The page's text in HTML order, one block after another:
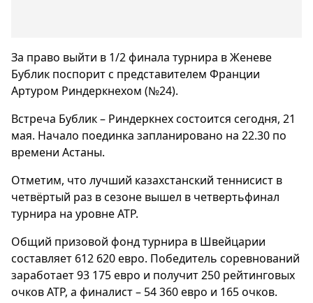
За право выйти в 1/2 финала турнира в Женеве
Бублик поспорит с представителем Франции
Артуром Риндеркнехом (№24).
Встреча Бублик – Риндеркнех состоится сегодня, 21
мая. Начало поединка запланировано на 22.30 по
времени Астаны.
Отметим, что лучший казахстанский теннисист в
четвёртый раз в сезоне вышел в четвертьфинал
турнира на уровне ATP.
Общий призовой фонд турнира в Швейцарии
составляет 612 620 евро. Победитель соревнований
заработает 93 175 евро и получит 250 рейтинговых
очков ATP, а финалист – 54 360 евро и 165 очков.